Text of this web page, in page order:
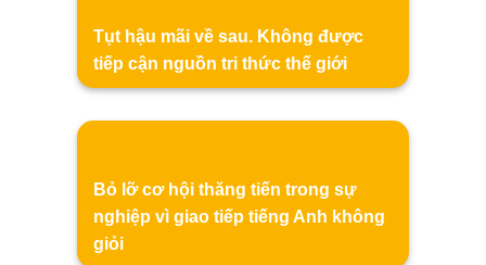
Tụt hậu mãi về sau. Không được
tiếp cận nguồn tri thức thế giới
Bỏ lỡ cơ hội thăng tiến trong sự
nghiệp vì giao tiếp tiếng Anh không
giỏi